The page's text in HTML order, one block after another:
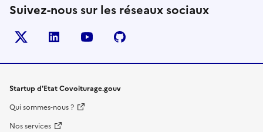
Suivez-nous sur les réseaux sociaux
Twitter
- nouvelle fenêtre
LinkedIn
- nouvelle fenêtre
YouTube
- nouvelle fenêtre
- nouvelle fenêtre
Startup d'Etat Covoiturage.gouv
Qui sommes-nous ?
Nos services